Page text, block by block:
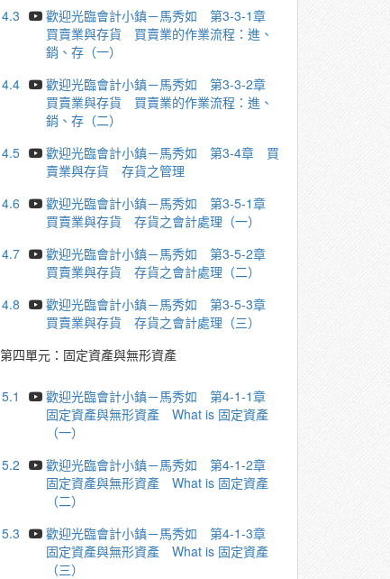
4.3
歡迎光臨會計小鎮－馬秀如 第3-3-1章
買賣業與存貨 買賣業的作業流程：進、
銷、存（一）
4.4
歡迎光臨會計小鎮－馬秀如 第3-3-2章
買賣業與存貨 買賣業的作業流程：進、
銷、存（二）
4.5
歡迎光臨會計小鎮－馬秀如 第3-4章 買
賣業與存貨 存貨之管理
4.6
歡迎光臨會計小鎮－馬秀如 第3-5-1章
買賣業與存貨 存貨之會計處理（一）
4.7
歡迎光臨會計小鎮－馬秀如 第3-5-2章
買賣業與存貨 存貨之會計處理（二）
4.8
歡迎光臨會計小鎮－馬秀如 第3-5-3章
買賣業與存貨 存貨之會計處理（三）
第四單元：固定資產與無形資產
5.1
歡迎光臨會計小鎮－馬秀如 第4-1-1章
固定資產與無形資產 What is 固定資產
（一）
5.2
歡迎光臨會計小鎮－馬秀如 第4-1-2章
固定資產與無形資產 What is 固定資產
（二）
5.3
歡迎光臨會計小鎮－馬秀如 第4-1-3章
固定資產與無形資產 What is 固定資產
（三）